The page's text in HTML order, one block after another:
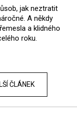
jak neztratit
A někdy
a klidného
roku.
ČLÁNEK